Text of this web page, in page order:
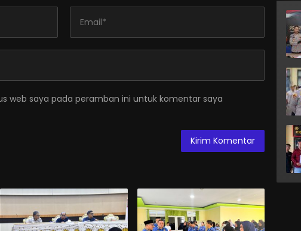
web saya pada peramban ini untuk komentar saya